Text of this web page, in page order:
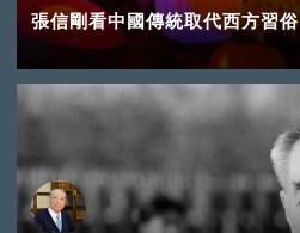
張信剛看中國傳統取代西方習俗